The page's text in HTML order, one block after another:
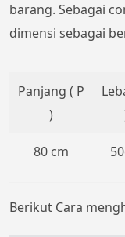
barang. Sebagai
dimensi sebagai
Panjang ( P
)
80 cm
Berikut Cara